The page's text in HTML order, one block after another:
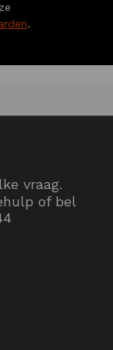
.
vraag.
of bel